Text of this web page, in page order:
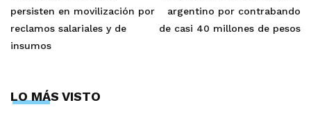
persisten en movilización por
reclamos salariales y de
insumos
argentino por contrabando
de casi 40 millones de pesos
LO MÁS VISTO